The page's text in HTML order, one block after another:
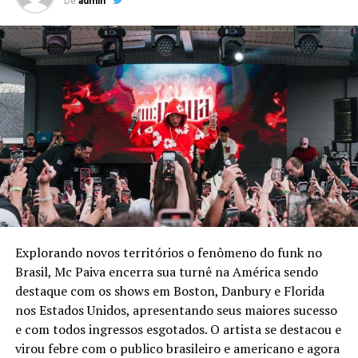
Explorando novos territórios o fenômeno do funk no
Brasil, Mc Paiva encerra sua turnê na América sendo
destaque com os shows em Boston, Danbury e Florida
nos Estados Unidos, apresentando seus maiores sucesso
e com todos ingressos esgotados. O artista se destacou e
virou febre com o publico brasileiro e americano e agora